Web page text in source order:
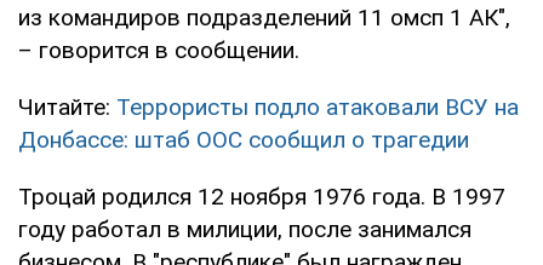
из командиров подразделений 11 омсп 1 АК",
– говорится в сообщении.
Читайте: Террористы подло атаковали ВСУ на
Донбассе: штаб ООС сообщил о трагедии
Троцай родился 12 ноября 1976 года. В 1997
году работал в милиции, после занимался